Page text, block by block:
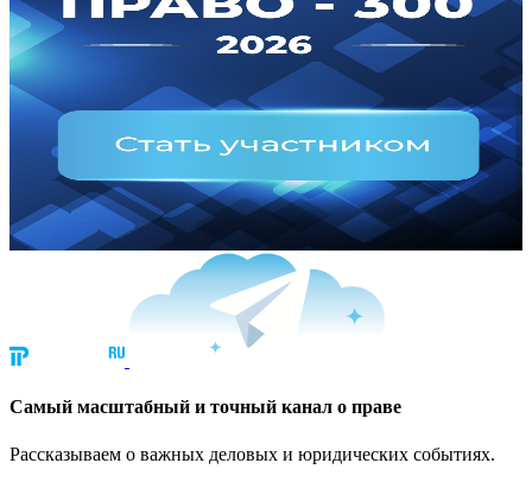
Cамый масштабный и точный канал о праве
Рассказываем о важных деловых и юридических событиях.